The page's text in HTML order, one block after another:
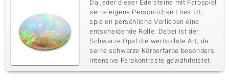
Da jeder dieser Edelsteine mit Farbspiel
seine eigene Persönlichkeit besitzt,
spielen persönliche Vorlieben eine
entscheidende Rolle. Dabei ist der
Schwarze Opal die wertvollste Art, da
seine schwarze Körperfarbe besonders
intensive Farbkontraste gewährleistet.